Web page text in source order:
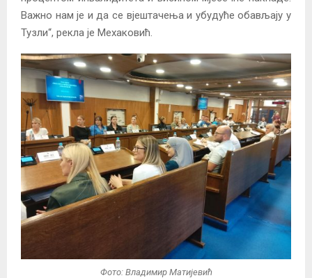
Важно нам је и да се вјештачења и убудуће обављају у
Тузли“, рекла је Мехаковић.
Фото: Владимир Матијевић